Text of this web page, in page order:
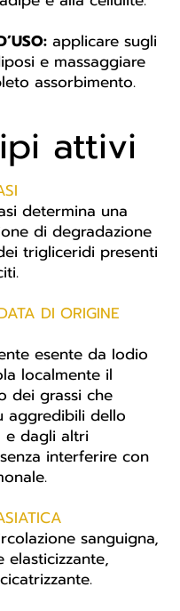
applicare sugli
e massaggiare
assorbimento.
attivi
determina una
di degradazione
trigliceridi presenti
DI ORIGINE
esente da Iodio
localmente il
dei grassi che
aggredibili dello
e dagli altri
interferire con
sanguigna,
elasticizzante,